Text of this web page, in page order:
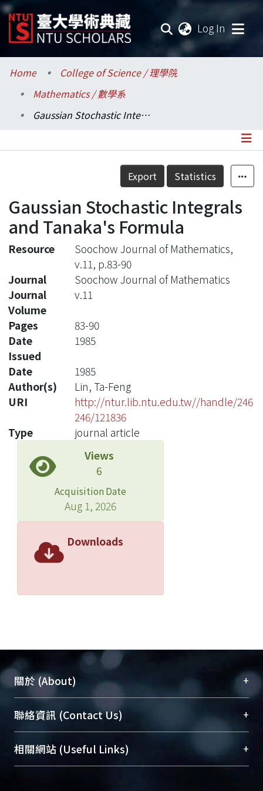
Log In
Communities & Collections
Research Outputs
Statistics
Home
College of Science / 理學院
Mathematics / 數學系
Gaussian Stochastic Integrals and Tanaka's Formula
Details
Export Statistics
Gaussian Stochastic Integrals
and Tanaka's Formula
Resource
Soochow Journal of Mathematics,
v.11, p.83-90
Journal
Soochow Journal of Mathematics
Journal
Volume
v.11
Pages
83-90
Date
Issued
1985
Date
1985
Author(s)
Lin, Ta-Feng
URI
http://ntur.lib.ntu.edu.tw//handle/246
246/121836
Type
journal article
Views
6
Acquisition Date
Aug 1, 2026
Downloads
關於 (About) +
臺大位居世界頂尖大學之列，為永久珍藏及向國際
展現本校豐碩的研究成果及學術能量，圖書館整合
機構典藏（NTUR）與學術庫（AH）不同功能平
台，成為臺大學術典藏NTU scholars。期能整合研
聯絡資訊 (Contact Us) +
總館學科館員(Main Library)
醫學圖書館學科館員(Medical Library)
相關網站 (Useful Links) +